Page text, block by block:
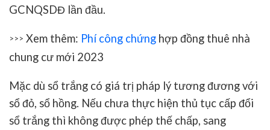
GCNQSDĐ lần đầu.
>>> Xem thêm: Phí công chứng hợp đồng thuê nhà
chung cư mới 2023
Mặc dù sổ trắng có giá trị pháp lý tương đương với
sổ đỏ, sổ hồng. Nếu chưa thực hiện thủ tục cấp đổi
sổ trắng thì không được phép thế chấp, sang